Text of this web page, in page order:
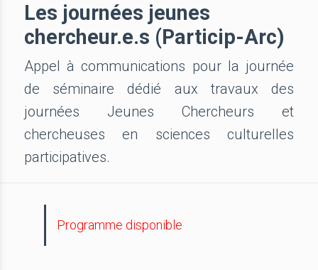
Les journées jeunes
chercheur.e.s (Particip-Arc)
Appel à communications pour la journée
de séminaire dédié aux travaux des
journées Jeunes Chercheurs et
chercheuses en sciences culturelles
participatives.
Programme disponible